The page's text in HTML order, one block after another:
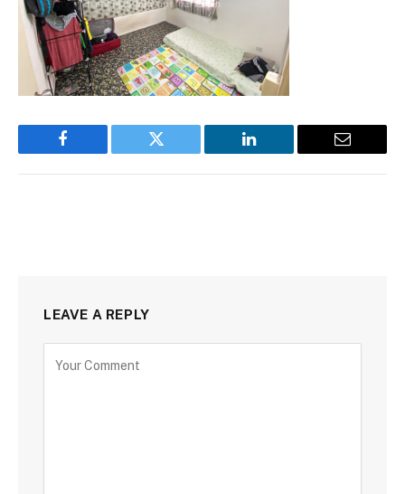
Facebook Twitter LinkedIn Email
LEAVE A REPLY